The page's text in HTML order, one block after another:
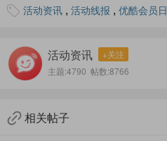
活动资讯 , 活动线报 , 优酷会员日
活动资讯
+关注
主题:4790 帖数:8766
相关帖子